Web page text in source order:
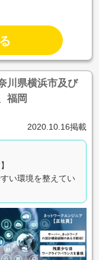
川県横浜市及び
福岡
2020.10.16掲載
い環境を整えてい